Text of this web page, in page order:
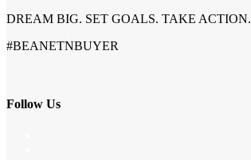
DREAM BIG. SET GOALS. TAKE ACTION.
#BEANETNBUYER
Follow Us